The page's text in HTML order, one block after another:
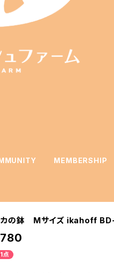
MEMBERSHIP
カの鉢 Mサイズ ikahoff
点